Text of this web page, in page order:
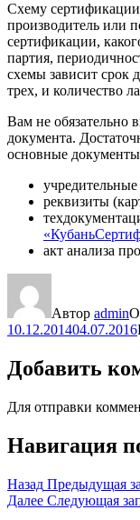
Схему
производитель или
сертификации,
партия,
схемы зависит срок
трех, и количество
Вам не обязательно
документа.
основные
реквизиты
акт анализа
Автор admin
10.12.201404.07.2016
Добавить
Для отправки
Навигация
Назад Предыдущая
Далее Следующая